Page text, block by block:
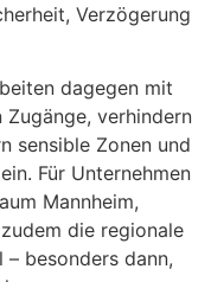
Verzögerung
dagegen mit
verhindern
sensible Zonen und
Für Unternehmen
Mannheim,
die regionale
besonders dann,